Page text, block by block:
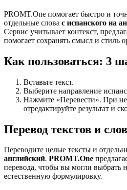
PROMT.One помогает быстро и
отдельные слова с испанского на
Сервис учитывает контекст,
помогает сохранять смысл и стиль
Как пользоваться: 3
Вставьте текст.
Выберите направление
Нажмите «Перевести». При
отредактируйте результат и
Перевод текстов и слов
Переводите целые тексты и
английский. PROMT.One
перевода, чтобы вы могли выбрать
естественную формулировку.